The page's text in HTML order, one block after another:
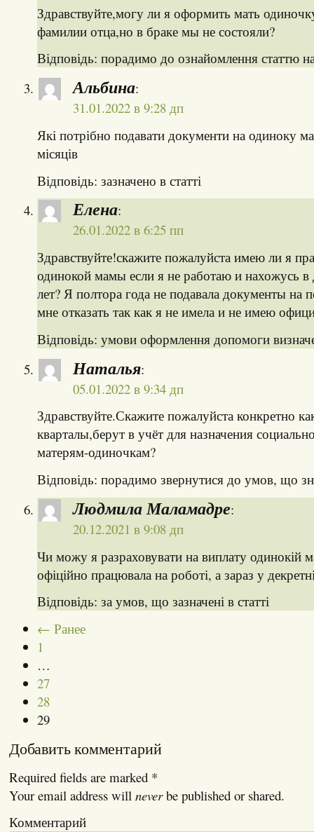
Здравствуйте,могу ли я оформить мать
фамилии отца,но в браке мы не состояли?
Відповідь: порадимо до ознайомлення статтю на
Альбина:
31.01.2022 в 9:28 дп
Які потрібно подавати документи на одиноку
місяців
Відповідь: зазначено в статті
Елена:
26.01.2022 в 6:25 пп
Здравствуйте!скажите пожалуйста имею ли я
одинокой мамы если я не работаю и нахожусь в
лет? Я полтора года не подавала документы на
мне отказать так как я не имела и не имею
Відповідь: умови оформлення допомоги
Наталья:
05.01.2022 в 9:34 дп
Здравствуйте.Скажите пожалуйста конкретно
кварталы,берут в учёт для назначения
матерям-одиночкам?
Відповідь: порадимо звернутися до умов, що
Людмила Маламадре:
20.12.2021 в 9:08 дп
Чи можу я разраховувати на виплату одинокій
офіційно працювала на роботі, а зараз у
Відповідь: за умов, що зазначені в статті
← Ранее
1
…
27
28
29
Добавить комментарий
Required fields are marked *
Your email address will neverbe published or shared.
Комментарий